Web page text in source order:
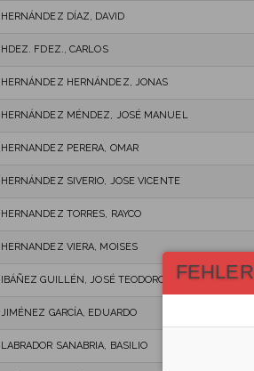
HERNÁNDEZ DÍAZ, DAVID
HDEZ. FDEZ., CARLOS
HERNÁNDEZ HERNÁNDEZ, JONAS
HERNÁNDEZ MÉNDEZ, JOSÉ MANUEL
HERNANDEZ PERERA, OMAR
HERNÁNDEZ SIVERIO, JOSE VICENTE
HERNANDEZ TORRES, RAYCO
HERNANDEZ VIERA, MOISES
IBÁÑEZ GUILLÉN, JOSÉ TEODORO
JIMÉNEZ GARCÍA, EDUARDO
LABRADOR SANABRIA, BASILIO
FEHLER